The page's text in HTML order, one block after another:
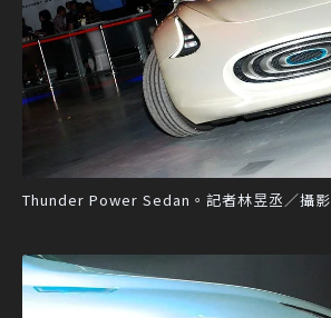
Thunder Power Sedan。記者林昱丞／攝影